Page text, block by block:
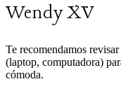
Wendy XV
Te recomendamos
(laptop, computadora)
cómoda.